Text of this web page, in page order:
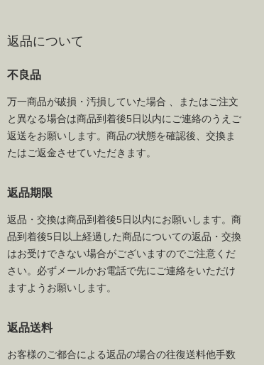
返品について
不良品
万一商品が破損・汚損していた場合 、またはご注文
と異なる場合は商品到着後5日以内にご連絡のうえご
返送をお願いします。商品の状態を確認後、交換ま
たはご返金させていただきます。
返品期限
返品・交換は商品到着後5日以内にお願いします。商
品到着後5日以上経過した商品についての返品・交換
はお受けできない場合がございますのでご注意くだ
さい。必ずメールかお電話で先にご連絡をいただけ
ますようお願いします。
返品送料
お客様のご都合による返品の場合の往復送料他手数